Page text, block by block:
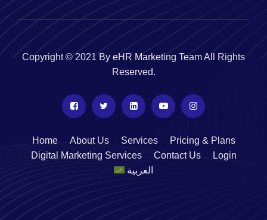
Copyright © 2021 By eHR Marketing Team All Rights
Reserved.
Home About Us Services
Pricing & Plans
Digital Marketing Services
Contact Us
Login
العربية